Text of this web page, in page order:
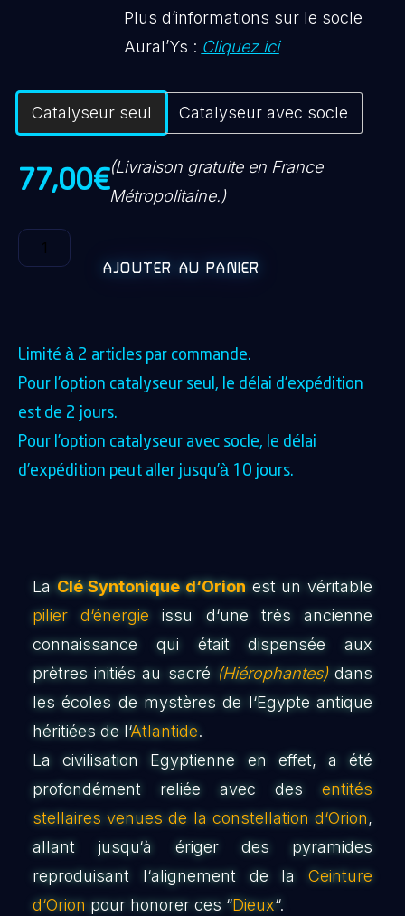
Plus d’informations sur le socle
Aural’Ys : Cliquez ici
Catalyseur seul Catalyseur avec socle
77,00€
(Livraison gratuite en France
Métropolitaine.)
AJOUTER AU PANIER
Limité à 2 articles par commande.
Pour l’option catalyseur seul, le délai d’expédition
est de 2 jours.
Pour l’option catalyseur avec socle, le délai
d’expédition peut aller jusqu’à 10 jours.
La Clé Syntonique d‘Orionest un véritable
pilier d‘énergie issu d‘une très ancienne
connaissance qui était dispensée aux
prètres initiés au sacré (Hiérophantes)dans
les écoles de mystères de l‘Egypte antique
héritiées de l‘Atlantide.
La civilisation Egyptienne en effet, a été
profondément reliée avec des entités
stellaires venues de la constellation d‘Orion,
allant jusqu‘à ériger des pyramides
reproduisant l‘alignement de la Ceinture
d‘Orion pour honorer ces “Dieux“.